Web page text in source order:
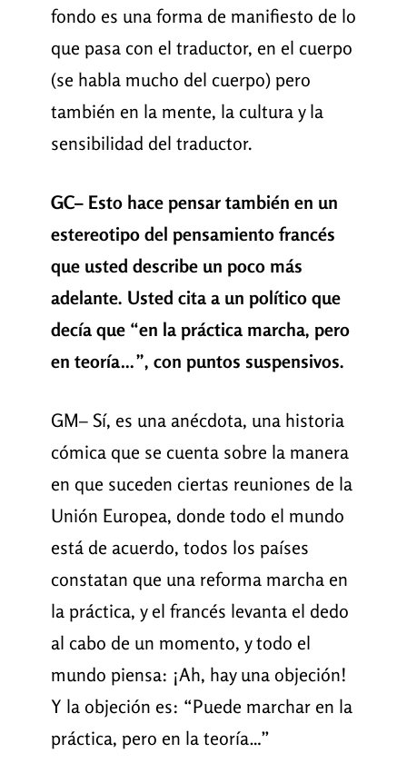
fondo es una forma de manifiesto de lo
que pasa con el traductor, en el cuerpo
(se habla mucho del cuerpo) pero
también en la mente, la cultura y la
sensibilidad del traductor.
GC– Esto hace pensar también en un
estereotipo del pensamiento francés
que usted describe un poco más
adelante. Usted cita a un político que
decía que “en la práctica marcha, pero
en teoría…”, con puntos suspensivos.
GM– Sí, es una anécdota, una historia
cómica que se cuenta sobre la manera
en que suceden ciertas reuniones de la
Unión Europea, donde todo el mundo
está de acuerdo, todos los países
constatan que una reforma marcha en
la práctica, y el francés levanta el dedo
al cabo de un momento, y todo el
mundo piensa: ¡Ah, hay una objeción!
Y la objeción es: “Puede marchar en la
práctica, pero en la teoría…”